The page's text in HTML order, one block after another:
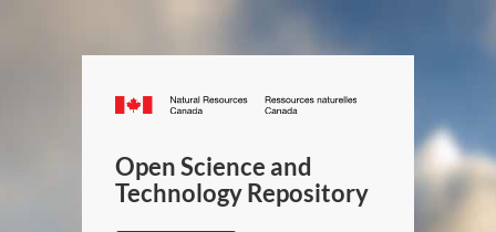
Canada.ca
/
Canada
Open Science and
Technology Repository